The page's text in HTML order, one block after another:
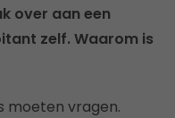
over aan een
zelf. Waarom is
moeten vragen.